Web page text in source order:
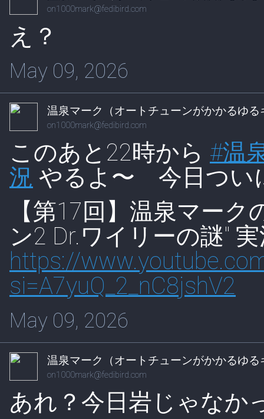
on1000mark@fedibird.com
え？
May 09, 2026
温泉マーク（オートチューンがかかるゆる
on1000mark@fedibird.com
このあと22時から #温
況 やるよ〜 今日つい
【第17回】温泉マー
ン2 Dr.ワイリーの謎"
https://www.
si=A7yuQ_2_nC8jshV2
May 09, 2026
温泉マーク（オートチューンがかかるゆる
on1000mark@fedibird.com
あれ？今日岩じゃなか